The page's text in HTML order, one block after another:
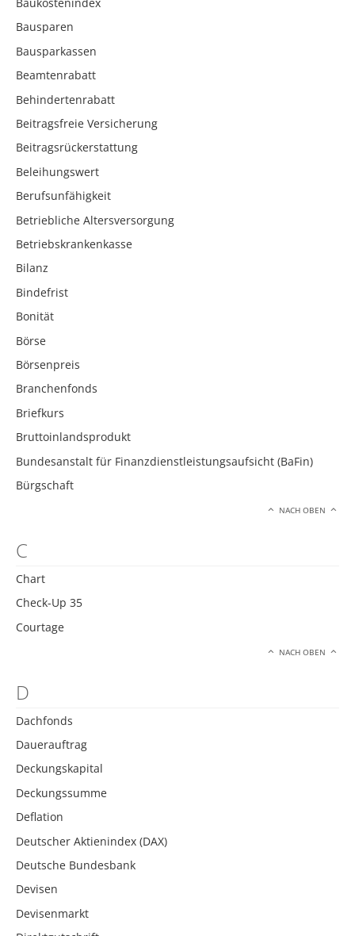
Bausparen
Bausparkassen
Beamtenrabatt
Behindertenrabatt
Beitragsfreie Versicherung
Beitragsrückerstattung
Beleihungswert
Berufsunfähigkeit
Betriebliche Altersversorgung
Betriebskrankenkasse
Bilanz
Bindefrist
Bonität
Börse
Börsenpreis
Branchenfonds
Briefkurs
Bruttoinlandsprodukt
Bundesanstalt für Finanzdienstleistungsaufsicht (BaFin)
Bürgschaft
NACH OBEN
C
Chart
Check-Up 35
Courtage
NACH OBEN
D
Dachfonds
Dauerauftrag
Deckungskapital
Deckungssumme
Deflation
Deutscher Aktienindex (DAX)
Deutsche Bundesbank
Devisen
Devisenmarkt